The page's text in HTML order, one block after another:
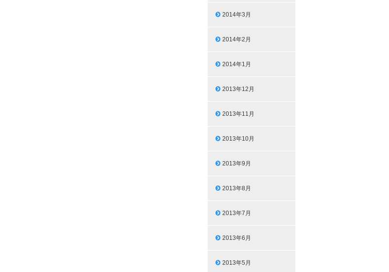
2014年3月
2014年2月
2014年1月
2013年12月
2013年11月
2013年10月
2013年9月
2013年8月
2013年7月
2013年6月
2013年5月